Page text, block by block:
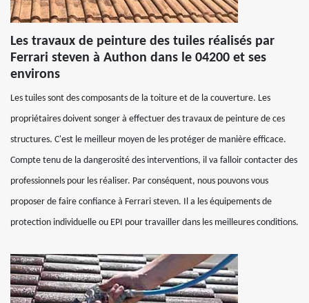
Les travaux de peinture des tuiles réalisés par
Ferrari steven à Authon dans le 04200 et ses
environs
Les tuiles sont des composants de la toiture et de la couverture. Les
propriétaires doivent songer à effectuer des travaux de peinture de ces
structures. C'est le meilleur moyen de les protéger de manière efficace.
Compte tenu de la dangerosité des interventions, il va falloir contacter des
professionnels pour les réaliser. Par conséquent, nous pouvons vous
proposer de faire confiance à Ferrari steven. Il a les équipements de
protection individuelle ou EPI pour travailler dans les meilleures conditions.